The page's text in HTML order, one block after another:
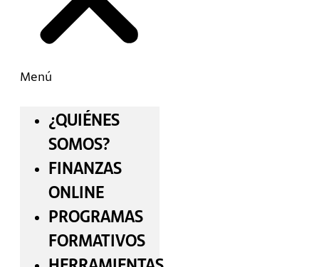
Menú
¿QUIÉNES
SOMOS?
FINANZAS
ONLINE
PROGRAMAS
FORMATIVOS